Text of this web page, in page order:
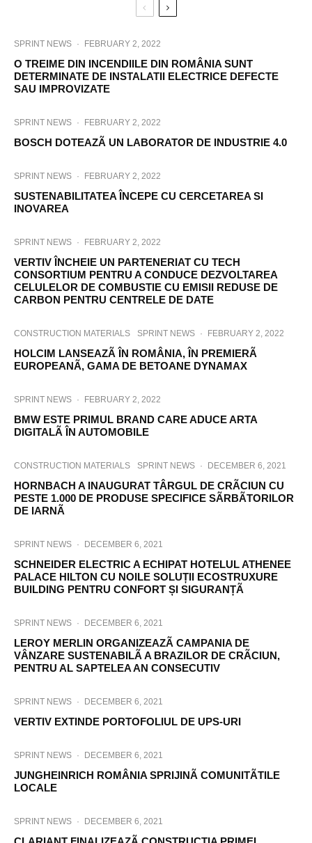
SPRINT NEWS · FEBRUARY 2, 2022
O TREIME DIN INCENDIILE DIN ROMÂNIA SUNT
DETERMINATE DE INSTALATII ELECTRICE DEFECTE
SAU IMPROVIZATE
SPRINT NEWS · FEBRUARY 2, 2022
BOSCH DOTEAZÃ UN LABORATOR DE INDUSTRIE 4.0
SPRINT NEWS · FEBRUARY 2, 2022
SUSTENABILITATEA ÎNCEPE CU CERCETAREA SI
INOVAREA
SPRINT NEWS · FEBRUARY 2, 2022
VERTIV ÎNCHEIE UN PARTENERIAT CU TECH
CONSORTIUM PENTRU A CONDUCE DEZVOLTAREA
CELULELOR DE COMBUSTIE CU EMISII REDUSE DE
CARBON PENTRU CENTRELE DE DATE
CONSTRUCTION MATERIALS SPRINT NEWS · FEBRUARY 2, 2022
HOLCIM LANSEAZÃ ÎN ROMÂNIA, ÎN PREMIERÃ
EUROPEANÃ, GAMA DE BETOANE DYNAMAX
SPRINT NEWS · FEBRUARY 2, 2022
BMW ESTE PRIMUL BRAND CARE ADUCE ARTA
DIGITALÃ ÎN AUTOMOBILE
CONSTRUCTION MATERIALS SPRINT NEWS · DECEMBER 6, 2021
HORNBACH A INAUGURAT TÂRGUL DE CRÃCIUN CU
PESTE 1.000 DE PRODUSE SPECIFICE SÃRBÃTORILOR
DE IARNÃ
SPRINT NEWS · DECEMBER 6, 2021
SCHNEIDER ELECTRIC A ECHIPAT HOTELUL ATHENEE
PALACE HILTON CU NOILE SOLUȚII ECOSTRUXURE
BUILDING PENTRU CONFORT ȘI SIGURANȚÃ
SPRINT NEWS · DECEMBER 6, 2021
LEROY MERLIN ORGANIZEAZÃ CAMPANIA DE
VÂNZARE SUSTENABILÃ A BRAZILOR DE CRÃCIUN,
PENTRU AL SAPTELEA AN CONSECUTIV
SPRINT NEWS · DECEMBER 6, 2021
VERTIV EXTINDE PORTOFOLIUL DE UPS-URI
SPRINT NEWS · DECEMBER 6, 2021
JUNGHEINRICH ROMÂNIA SPRIJINÃ COMUNITÃTILE
LOCALE
SPRINT NEWS · DECEMBER 6, 2021